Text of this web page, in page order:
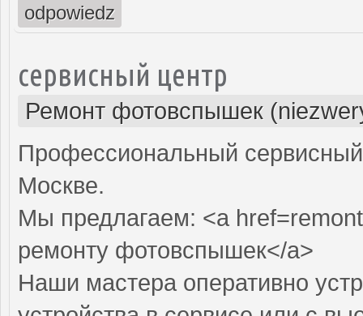
odpowiedz
сервисный центр
Ремонт фотовспышек
Профессиональный
Москве.
Мы предлагаем: <a
ремонту фотовспышек</a>
Наши мастера оперативно